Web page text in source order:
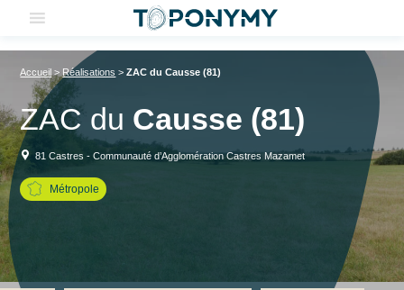
Accueil > Réalisations >ZAC du Causse (81)
ZAC du Causse (81)
81 Castres - Communauté d’Agglomération Castres Mazamet
Métropole